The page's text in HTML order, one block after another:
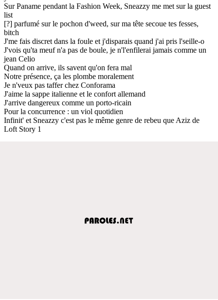
Sur Paname pendant la Fashion Week, Sneazzy me met sur la guest
list
[?] parfumé sur le pochon d'weed, sur ma tête secoue tes fesses,
bitch
J'me fais discret dans la foule et j'disparais quand j'ai pris l'seille-o
J'vois qu'ta meuf n'a pas de boule, je n'l'enfilerai jamais comme un
jean Celio
Quand on arrive, ils savent qu'on fera mal
Notre présence, ça les plombe moralement
Je n'veux pas taffer chez Conforama
J'aime la sappe italienne et le confort allemand
J'arrive dangereux comme un porto-ricain
Pour la concurrence : un viol quotidien
Infinit' et Sneazzy c'est pas le même genre de rebeu que Aziz de
Loft Story 1